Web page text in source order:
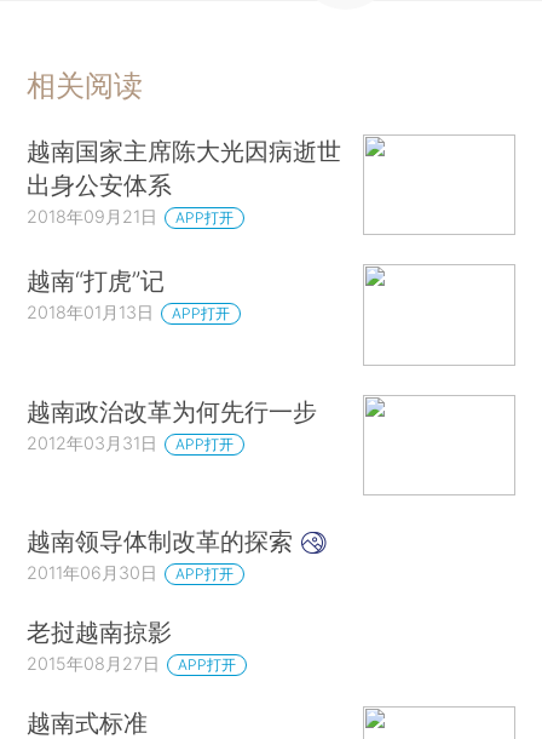
相关阅读
越南国家主席陈大光因病逝世
出身公安体系
2018年09月21日 APP打开
越南“打虎”记
2018年01月13日 APP打开
越南政治改革为何先行一步
2012年03月31日 APP打开
越南领导体制改革的探索
2011年06月30日 APP打开
老挝越南掠影
2015年08月27日 APP打开
越南式标准